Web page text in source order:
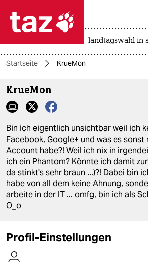
 taz zahl ich
themen
politik
öko
gesellschaft
kultur
sport
nord
landtagswahl in
Startseite KrueMon
KrueMon
Bin ich eigentlich unsichtbar weil ich
Facebook, Google+ und was es
Account habe?! Weil ich nix in
ich ein Phantom? Könnte ich damit
da stinkt's sehr braun ...)?! Dabei bin
habe von all dem keine Ahnung,
arbeite in der IT ... omfg, bin ich als
O_o
Profil-Einstellungen